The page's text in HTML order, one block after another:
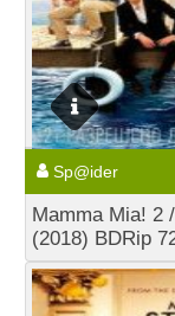
Sp@ider
Mamma Mia! 2
(2018) BDRip